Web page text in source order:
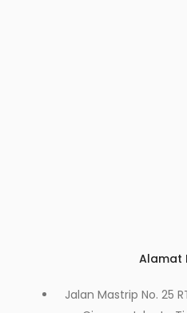
Alamat
Jalan Mastrip No. 25